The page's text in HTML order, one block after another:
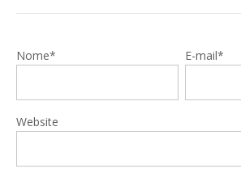
Nome* E-mail*
Website